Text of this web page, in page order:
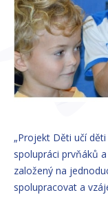
„Projekt Děti učí
spolupráci prvňáků
založený na
spolupracovat a